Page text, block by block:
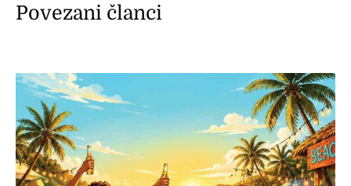
Povezani članci